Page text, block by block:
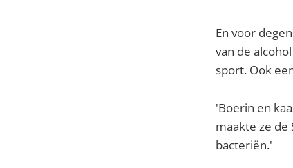
En voor
van de
sport. Ook
'Boerin en
maakte ze de
bacteriën.'